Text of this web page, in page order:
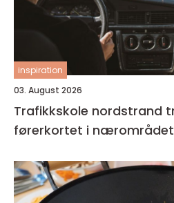
inspiration
03. August 2026
Trafikkskole nordstrand trygg vei til
førerkortet i nærområdet